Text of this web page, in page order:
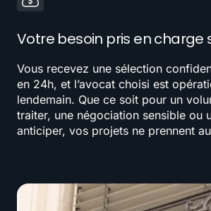
Votre besoin pris en charge
Vous recevez une sélection
en 24h, et l’avocat choisi est
lendemain. Que ce soit pour un
traiter, une négociation sensible ou
anticiper, vos projets ne prennent